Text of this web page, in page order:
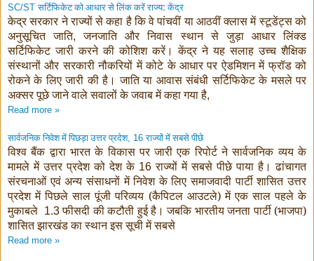
SC/STसर्टिफिकेट को आधार से लिंक करें राज्य: केंद्र
केद्र सरकार ने राज्यों से कहा है कि वे पांचवीं या आठवीं क्लास में स्टूडेंट्स को
अनुसूचित जाति,जनजाति और निवास स्थान से जुड़ा आधार लिंक्ड
सर्टिफिकेट जारी करने की कोशिश करें। केंद्र ने यह सलाह उच्च शैक्षिक
संस्थानों और सरकारी नौकरियों में कोटे के आधार पर ऐडमिशन में फ्रॉड को
रोकने के लिए जारी की है। जाति या आवास संबंधी सर्टिफिकेट के मसले पर
अक्सर पूछे जाने वाले सवालों के जवाब में कहा गया है,
Read more »
सार्वजनिक निवेश में पिछड़ा उत्तर प्रदेश, 16राज्यों में सबसे पीछे
विश्व बैंक द्वारा भारत के विकास पर जारी एक रिपोर्ट ने सार्वजनिक व्यय के
मामले में उत्तर प्रदेश को देश के 16राज्यों में सबसे पीछे पाया है। ढांचागत
संरचनाओं एवं अन्य संसाधनों में निवेश के लिए समाजवादी पार्टी शासित उत्तर
प्रदेश में पिछले साल पूंजी परिव्यय (कैपिटल आउटले) में एक साल पहले के
मुकाबले 1.3फीसदी की कटौती हुई है। जबकि भारतीय जनता पार्टी (भाजपा)
शासित झारखंड का स्थान इस सूची में सबसे
Read more »